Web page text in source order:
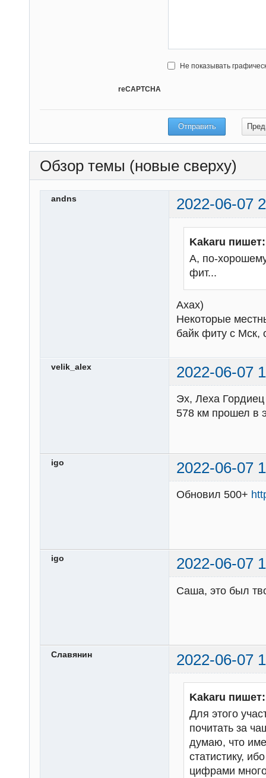
Не показывать
reCAPTCHA
Обзор темы (новые сверху)
andns 2022-06-07
Kakaru пишет:
А, по-
фит...
Ахах)
Некоторые
байк фиту с Мск,
velik_alex 2022-06-07
Эх, Леха
578 км прошел в
igo 2022-06-07
Обновил 500+
igo 2022-06-07
Саша, это был
Славянин 2022-06-07
Kakaru пишет:
Для этого
почитать за
думаю, что
статистику,
цифрами